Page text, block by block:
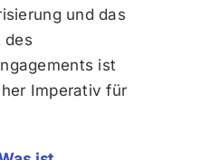
und das
des
ist
Imperativ für